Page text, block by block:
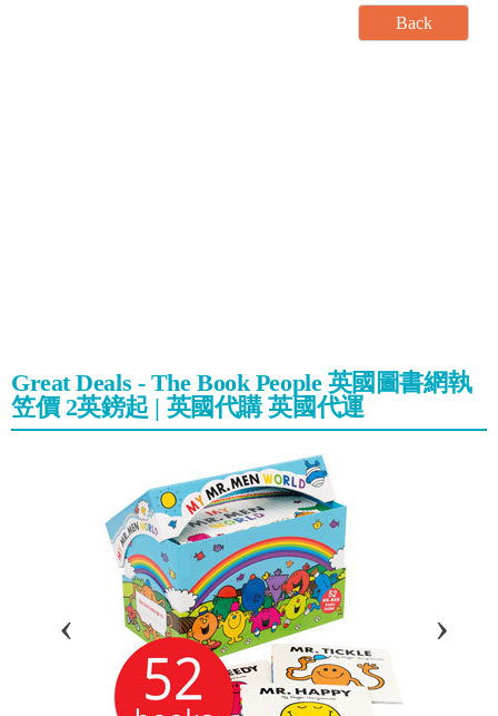
Great Deals - The Book People 英國圖書網執
笠價 2英鎊起 | 英國代購 英國代運